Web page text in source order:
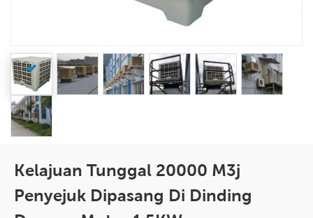
Kelajuan Tunggal 20000 M3j
Penyejuk Dipasang Di Dinding